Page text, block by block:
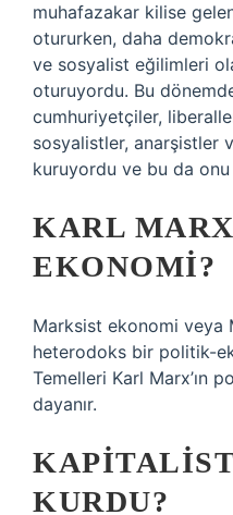
muhafazakar kilise
otururken, daha
ve sosyalist eğilimleri
oturuyordu. Bu
cumhuriyetçiler,
sosyalistler, anarşistler
kuruyordu ve bu da
KARL
EKONOMI?
Marksist ekonomi veya
heterodoks bir politik-
Temelleri Karl Marx’ın
dayanır.
KURDU?